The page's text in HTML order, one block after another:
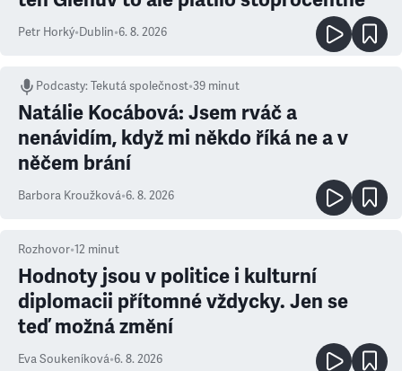
Petr Horký•Dublin•6. 8. 2026
Podcasty:Tekutá společnost•39 minut
Natálie Kocábová: Jsem rváč a
nenávidím, když mi někdo říká ne a v
něčem brání
Barbora Kroužková•6. 8. 2026
Rozhovor•12 minut
Hodnoty jsou v politice i kulturní
diplomacii přítomné vždycky. Jen se
teď možná změní
Eva Soukeníková•6. 8. 2026